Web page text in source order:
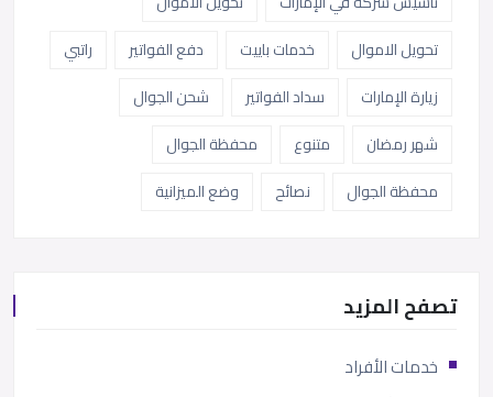
تحويل الاموال
خدمات باييت دفع الفواتير
راتبي
زيارة الإمارات
سداد الفواتير
شحن الجوال
شهر رمضان
متنوع
محفظة الجوال
محفظة الجوال
نصائح وضع الميزانية
تصفح المزيد
خدمات الأفراد